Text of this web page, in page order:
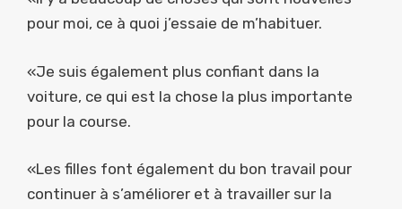
pour moi, ce à quoi j’essaie de m’habituer.
«Je suis également plus confiant dans la
voiture, ce qui est la chose la plus importante
pour la course.
«Les filles font également du bon travail pour
continuer à s’améliorer et à travailler sur la